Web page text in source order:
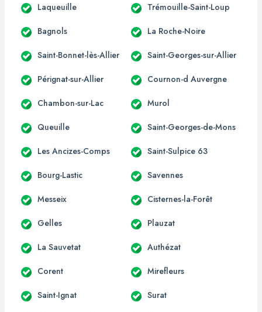
Laqueuille Trémouille-Saint-Loup
Bagnols La Roche-Noire
Saint-Bonnet-lès-Allier Saint-Georges-sur-Allier
Pérignat-sur-Allier Cournon-d Auvergne
Chambon-sur-Lac Murol
Queuille Saint-Georges-de-Mons
Les Ancizes-Comps Saint-Sulpice 63
Bourg-Lastic Savennes
Messeix Cisternes-la-Forêt
Gelles Plauzat
La Sauvetat Authézat
Corent Mirefleurs
Saint-Ignat Surat